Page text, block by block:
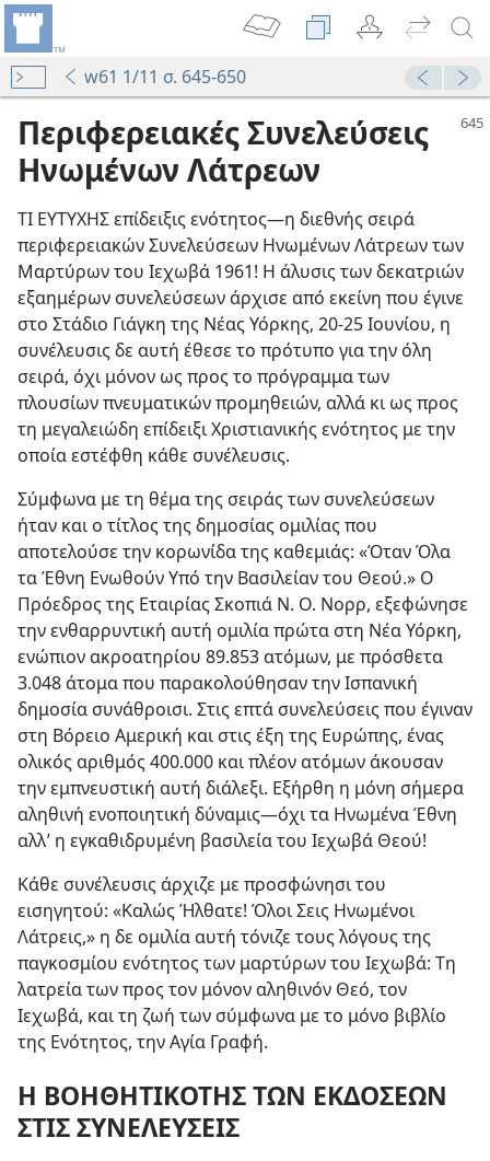
w61 1/11 σ. 645-650
Περιφερειακές Συνελεύσεις
Ηνωμένων Λάτρεων
ΤΙ ΕΥΤΥΧΗΣ επίδειξις ενότητος​—η διεθνής σειρά
περιφερειακών Συνελεύσεων Ηνωμένων Λάτρεων των
Μαρτύρων του Ιεχωβά 1961! Η άλυσις των δεκατριών
εξαημέρων συνελεύσεων άρχισε από εκείνη που έγινε
στο Στάδιο Γιάγκη της Νέας Υόρκης, 20-25 Ιουνίου, η
συνέλευσις δε αυτή έθεσε το πρότυπο για την όλη
σειρά, όχι μόνον ως προς το πρόγραμμα των
πλουσίων πνευματικών προμηθειών, αλλά κι ως προς
τη μεγαλειώδη επίδειξι Χριστιανικής ενότητος με την
οποία εστέφθη κάθε συνέλευσις.
Σύμφωνα με τη θέμα της σειράς των συνελεύσεων
ήταν και ο τίτλος της δημοσίας ομιλίας που
αποτελούσε την κορωνίδα της καθεμιάς: «Όταν Όλα
τα Έθνη Ενωθούν Υπό την Βασιλείαν του Θεού.» Ο
Πρόεδρος της Εταιρίας Σκοπιά Ν. Ο. Νορρ, εξεφώνησε
την ενθαρρυντική αυτή ομιλία πρώτα στη Νέα Υόρκη,
ενώπιον ακροατηρίου 89.853 ατόμων, με πρόσθετα
3.048 άτομα που παρακολούθησαν την Ισπανική
δημοσία συνάθροισι. Στις επτά συνελεύσεις που έγιναν
στη Βόρειο Αμερική και στις έξη της Ευρώπης, ένας
ολικός αριθμός 400.000 και πλέον ατόμων άκουσαν
την εμπνευστική αυτή διάλεξι. Εξήρθη η μόνη σήμερα
αληθινή ενοποιητική δύναμις​—όχι τα Ηνωμένα Έθνη
αλλ’ η εγκαθιδρυμένη βασιλεία του Ιεχωβά Θεού!
Κάθε συνέλευσις άρχιζε με προσφώνησι του
εισηγητού: «Καλώς Ήλθατε! Όλοι Σεις Ηνωμένοι
Λάτρεις,» η δε ομιλία αυτή τόνιζε τους λόγους της
παγκοσμίου ενότητος των μαρτύρων του Ιεχωβά: Τη
λατρεία των προς τον μόνον αληθινόν Θεό, τον
Ιεχωβά, και τη ζωή των σύμφωνα με το μόνο βιβλίο
της Ενότητος, την Αγία Γραφή.
Η ΒΟΗΘΗΤΙΚΟΤΗΣ ΤΩΝ ΕΚΔΟΣΕΩΝ
ΣΤΙΣ ΣΥΝΕΛΕΥΣΕΙΣ